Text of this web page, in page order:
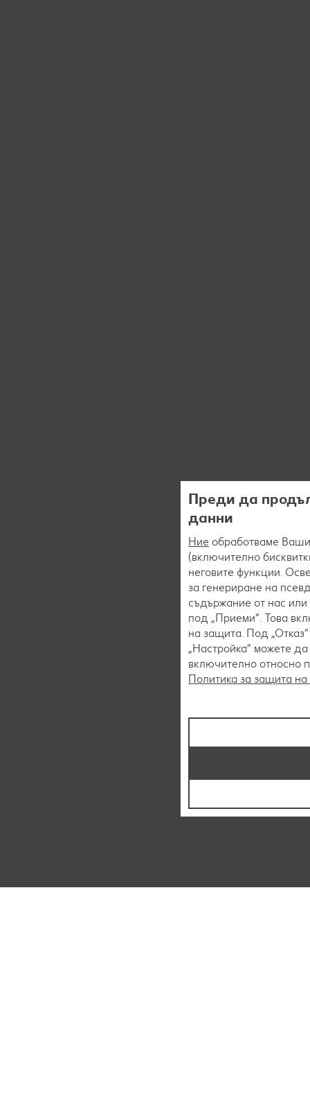
Преди да
данни
Ние обработваме
(включително
неговите функции.
за генериране на
съдържание от нас или
под „Приеми“. Това
на защита. Под
„Настройка“ можете
включително относно
Политика за защита